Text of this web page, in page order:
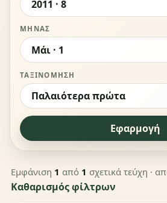
ΜΉΝΑΣ
ΤΑΞΙΝΌΜΗΣΗ
Εφαρμογή
Εμφάνιση 1 από 1 σχετικά τεύχη ·
Καθαρισμός φίλτρων